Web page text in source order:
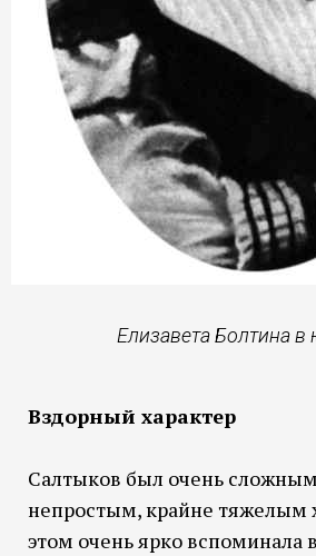
Елизавета Болтина в
Вздорный характер
Салтыков был очень
непростым, крайне тяжелым
этом очень ярко вспоминала